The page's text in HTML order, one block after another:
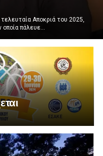
Αποκριά του 2025,
πάλευε...